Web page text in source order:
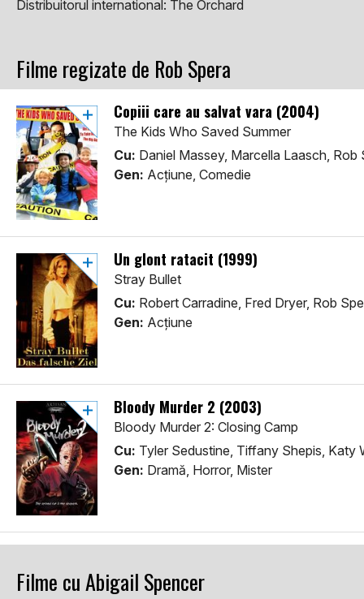
Distribuitorul international: The Orchard
Filme regizate de Rob Spera
Copiii care au salvat vara (2004)
The Kids Who Saved Summer
Cu: Daniel Massey, Marcella Laasch, Rob
Gen: Acţiune, Comedie
Un glont ratacit (1999)
Stray Bullet
Cu: Robert Carradine, Fred Dryer, Rob
Gen: Acţiune
Bloody Murder 2 (2003)
Bloody Murder 2: Closing Camp
Cu: Tyler Sedustine, Tiffany Shepis, Katy
Gen: Dramă, Horror, Mister
Filme cu Abigail Spencer